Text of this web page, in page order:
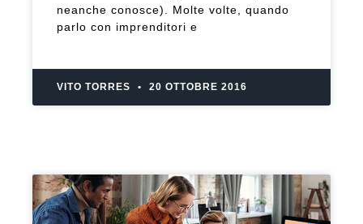
neanche conosce). Molte volte, quando
parlo con imprenditori e
VITO TORRES 20 OTTOBRE 2016